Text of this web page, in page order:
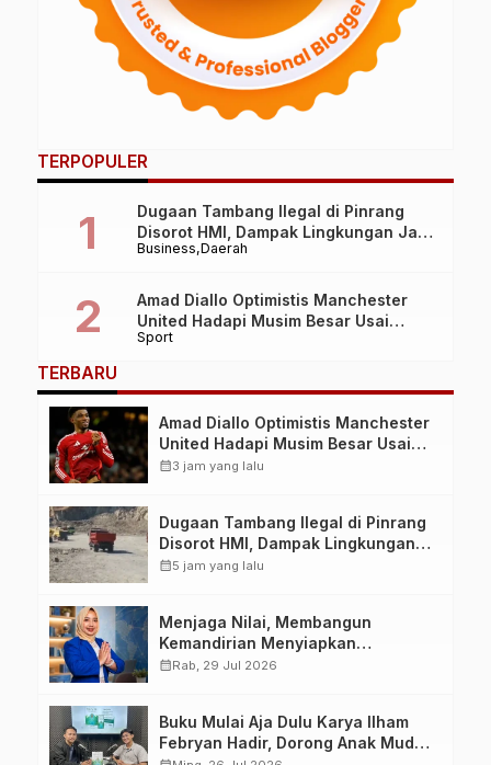
TERPOPULER
Business Daerah
Dugaan Tambang Ilegal di Pinrang
Disorot HMI, Dampak Lingkungan Jadi
Perhatian
Sport
Amad Diallo Optimistis Manchester
United Hadapi Musim Besar Usai
Imbang 1-1 Lawan PSG
TERBARU
Amad Diallo Optimistis Manchester
United Hadapi Musim Besar Usai
Imbang 1-1 Lawan PSG
calendar_month3 jam yang lalu
Dugaan Tambang Ilegal di Pinrang
Disorot HMI, Dampak Lingkungan
Jadi Perhatian
calendar_month5 jam yang lalu
Menjaga Nilai, Membangun
Kemandirian Menyiapkan
Kepemimpinan Ekonomi Perempuan
Jamaah
calendar_monthRab, 29 Jul 2026
Buku Mulai Aja Dulu Karya Ilham
Febryan Hadir, Dorong Anak Muda